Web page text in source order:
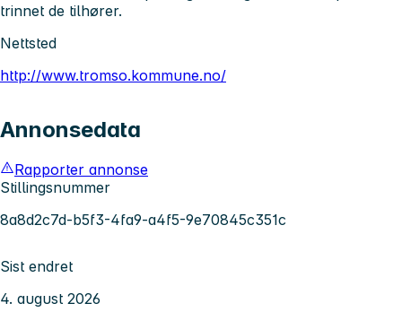
trinnet de tilhører.
Nettsted
http://www.tromso.kommune.no/
Annonsedata
Rapporter annonse
Stillingsnummer
8a8d2c7d-b5f3-4fa9-a4f5-9e70845c351c
Sist endret
4. august 2026